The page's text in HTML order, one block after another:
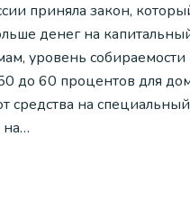
приняла закон,
денег на
уровень собираемости
до 60 процентов для
средства на
на…